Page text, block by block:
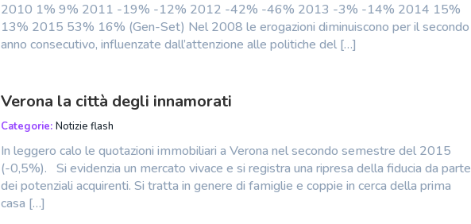
2010 1% 9% 2011 -19% -12% 2012 -42% -46% 2013 -3% -14% 2014 15%
13% 2015 53% 16% (Gen-Set) Nel 2008 le erogazioni diminuiscono per il secondo
anno consecutivo, influenzate dall’attenzione alle politiche del […]
Verona la città degli innamorati
Categorie: Notizie flash
In leggero calo le quotazioni immobiliari a Verona nel secondo semestre del 2015
(-0,5%). Si evidenzia un mercato vivace e si registra una ripresa della fiducia da parte
dei potenziali acquirenti. Si tratta in genere di famiglie e coppie in cerca della prima
casa […]